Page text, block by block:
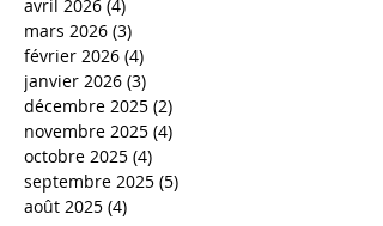
juin 2026 (8)8 posts
mai 2026 (3)3 posts
avril 2026 (4)4 posts
mars 2026 (3)3 posts
février 2026 (4)4 posts
janvier 2026 (3)3 posts
décembre 2025
novembre 2025 (4)4 posts
octobre 2025